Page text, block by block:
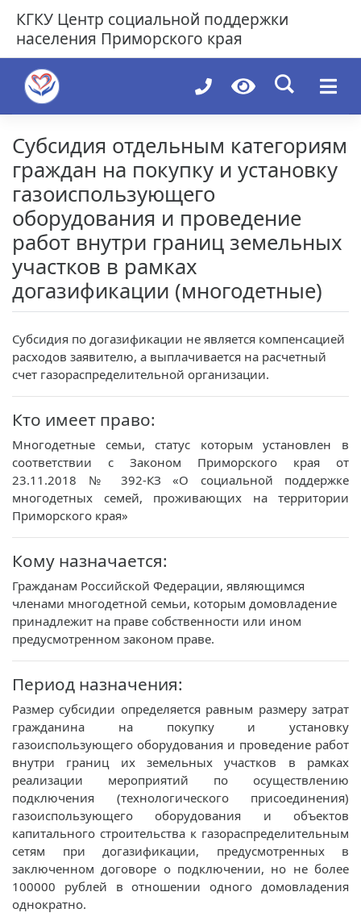
content
КГКУ Центр социальной поддержки
населения Приморского края
Субсидия отдельным категориям
граждан на покупку и установку
газоиспользующего
оборудования и проведение
работ внутри границ земельных
участков в рамках
догазификации (многодетные)
Субсидия по догазификации не является компенсацией
расходов заявителю, а выплачивается на расчетный
счет газораспределительной организации.
Кто имеет право:
Многодетные семьи, статус которым установлен в
соответствии с Законом Приморского края от
23.11.2018 № 392-КЗ «О социальной поддержке
многодетных семей, проживающих на территории
Приморского края»
Кому назначается:
Гражданам Российской Федерации, являющимся
членами многодетной семьи, которым домовладение
принадлежит на праве собственности или ином
предусмотренном законом праве.
Период назначения:
Размер субсидии определяется равным размеру затрат
гражданина на покупку и установку
газоиспользующего оборудования и проведение работ
внутри границ их земельных участков в рамках
реализации мероприятий по осуществлению
подключения (технологического присоединения)
газоиспользующего оборудования и объектов
капитального строительства к газораспределительным
сетям при догазификации, предусмотренных в
заключенном договоре о подключении, но не более
100000 рублей в отношении одного домовладения
однократно.